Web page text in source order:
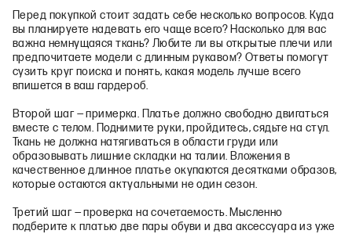
Перед покупкой стоит задать себе несколько вопросов. Куда
вы планируете надевать его чаще всего? Насколько для вас
важна немнущаяся ткань? Любите ли вы открытые плечи или
предпочитаете модели с длинным рукавом? Ответы помогут
сузить круг поиска и понять, какая модель лучше всего
впишется в ваш гардероб.
Второй шаг — примерка. Платье должно свободно двигаться
вместе с телом. Поднимите руки, пройдитесь, сядьте на стул.
Ткань не должна натягиваться в области груди или
образовывать лишние складки на талии. Вложения в
качественное длинное платье окупаются десятками образов,
которые остаются актуальными не один сезон.
Третий шаг — проверка на сочетаемость. Мысленно
подберите к платью две пары обуви и два аксессуара из уже